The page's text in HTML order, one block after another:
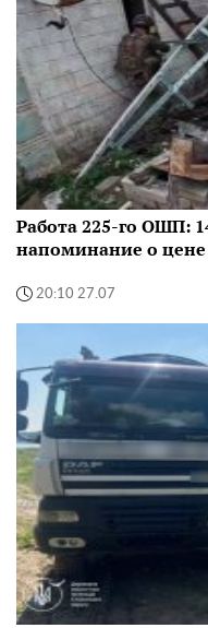
Работа 225-го ОШП:
напоминание о
20:10 27.07